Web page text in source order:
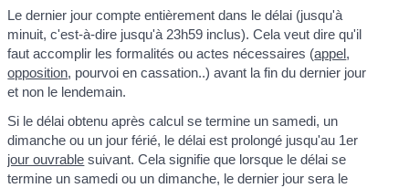
Le dernier jour compte entièrement dans le délai (jusqu'à
minuit, c'est-à-dire jusqu'à 23h59 inclus). Cela veut dire qu'il
faut accomplir les formalités ou actes nécessaires (appel,
opposition, pourvoi en cassation..) avant la fin du dernier jour
et non le lendemain.
Si le délai obtenu après calcul se termine un samedi, un
dimanche ou un jour férié, le délai est prolongé jusqu'au 1er
jour ouvrable suivant. Cela signifie que lorsque le délai se
termine un samedi ou un dimanche, le dernier jour sera le